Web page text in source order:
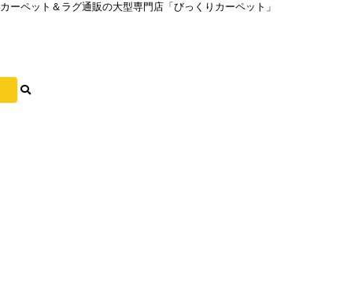
カーペット＆ラグ通販の大型専門店「びっくりカーペット」